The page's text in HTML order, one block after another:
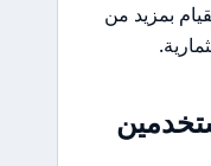
بمزيد من